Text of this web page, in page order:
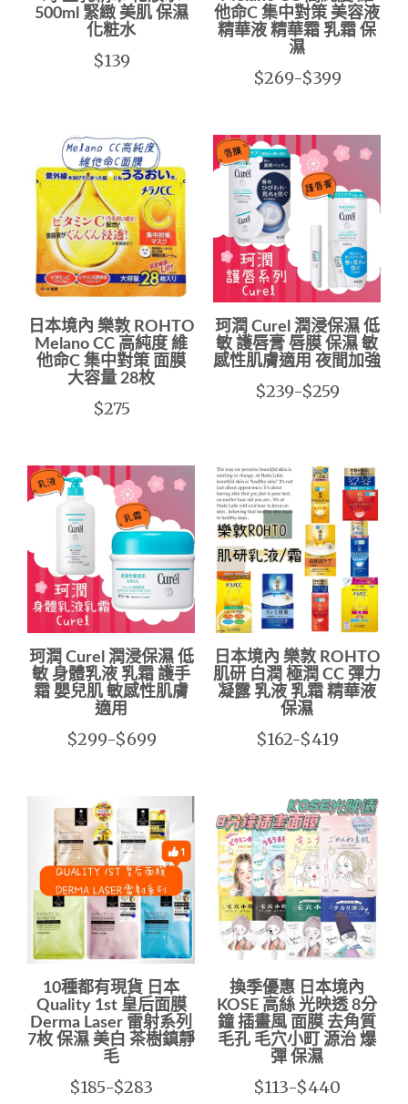
500ml 緊緻 美肌 保濕
化粧水
$139
他命C 集中對策 美容液
精華液 精華霜 乳霜 保
濕
$269-$399
日本境內 樂敦 ROHTO
Melano CC 高純度 維
他命C 集中對策 面膜
大容量 28枚
$275
珂潤 Curel 潤浸保濕 低
敏 護唇膏 唇膜 保濕 敏
感性肌膚適用 夜間加強
$239-$259
珂潤 Curel 潤浸保濕 低
敏 身體乳液 乳霜 護手
霜 嬰兒肌 敏感性肌膚
適用
$299-$699
日本境內 樂敦 ROHTO
肌研 白潤 極潤 CC 彈力
凝露 乳液 乳霜 精華液
保濕
$162-$419
10種都有現貨 日本
Quality 1st 皇后面膜
Derma Laser 雷射系列
7枚 保濕 美白 茶樹鎮靜
毛
$185-$283
換季優惠 日本境內
KOSE 高絲 光映透 8分
鐘 插畫風 面膜 去角質
毛孔 毛穴小町 源治 爆
彈 保濕
$113-$440